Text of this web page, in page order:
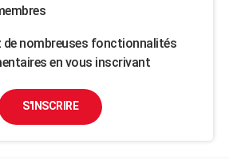
nombreuses fonctionnalités
en vous inscrivant
S'INSCRIRE